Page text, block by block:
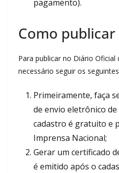
pagamento).
Como publicar
Para publicar no Diário Oficial
necessário seguir os
Primeiramente, faça
de envio eletrônico
cadastro é gratuito e
Imprensa Nacional;
Gerar um certificado
é emitido após o